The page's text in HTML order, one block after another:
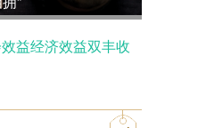
益经济效益双丰收